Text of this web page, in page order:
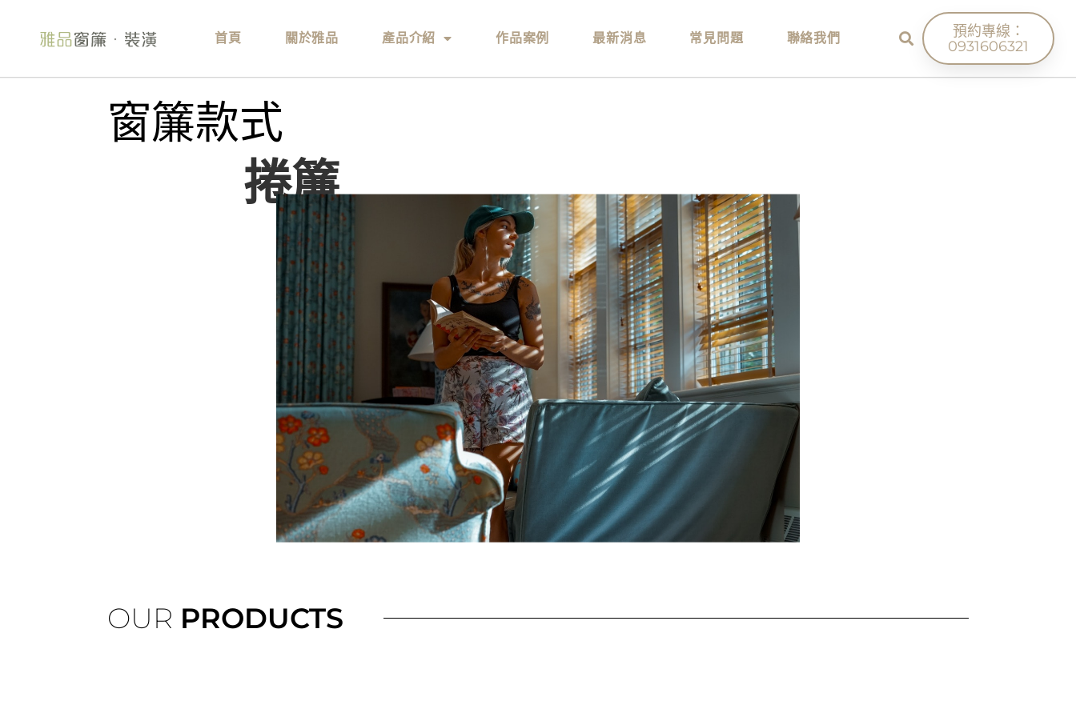
首頁 關於雅品 產品介紹 作品案例 最新消息 常見問題 聯絡我們
預約專線：
0931606321
窗簾款式
捲簾
OUR PRODUCTS